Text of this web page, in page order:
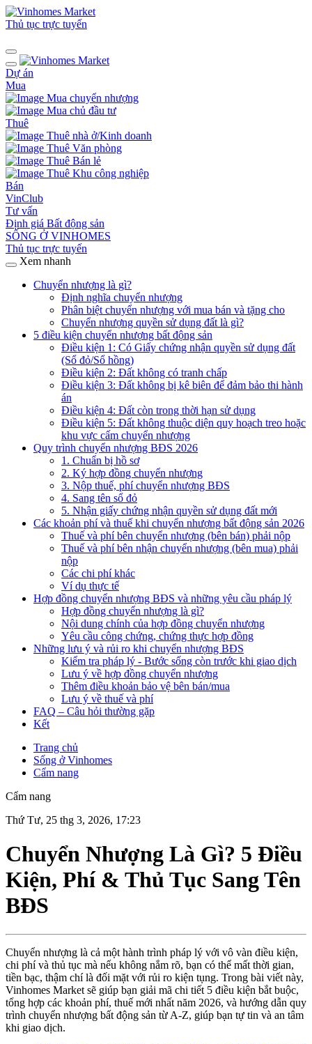
Thủ tục trực tuyến
Dự án
Mua
Mua chuyển nhượng
Mua chủ đầu tư
Thuê
Thuê nhà ở/Kinh doanh
Thuê Văn phòng
Thuê Bán lẻ
Thuê Khu công nghiệp
Bán
VinClub
Tư vấn
Định giá Bất động sản
SỐNG Ở VINHOMES
Thủ tục trực tuyến
Xem nhanh
Chuyển nhượng là gì?
Định nghĩa chuyển nhượng
Phân biệt chuyển nhượng với mua bán và tặng cho
Chuyển nhượng quyền sử dụng đất là gì?
5 điều kiện chuyển nhượng bất động sản
Điều kiện 1: Có Giấy chứng nhận quyền sử dụng đất
(Sổ đỏ/Sổ hồng)
Điều kiện 2: Đất không có tranh chấp
Điều kiện 3: Đất không bị kê biên để đảm bảo thi hành
án
Điều kiện 4: Đất còn trong thời hạn sử dụng
Điều kiện 5: Đất không thuộc diện quy hoạch treo hoặc
khu vực cấm chuyển nhượng
Quy trình chuyển nhượng BĐS 2026
1. Chuẩn bị hồ sơ
2. Ký hợp đồng chuyển nhượng
3. Nộp thuế, phí chuyển nhượng BĐS
4. Sang tên sổ đỏ
5. Nhận giấy chứng nhận quyền sử dụng đất mới
Các khoản phí và thuế khi chuyển nhượng bất động sản 2026
Thuế và phí bên chuyển nhượng (bên bán) phải nộp
Thuế và phí bên nhận chuyển nhượng (bên mua) phải
nộp
Các chi phí khác
Ví dụ thực tế
Hợp đồng chuyển nhượng BĐS và những yêu cầu pháp lý
Hợp đồng chuyển nhượng là gì?
Nội dung chính của hợp đồng chuyển nhượng
Yêu cầu công chứng, chứng thực hợp đồng
Những lưu ý và rủi ro khi chuyển nhượng BĐS
Kiểm tra pháp lý - Bước sống còn trước khi giao dịch
Lưu ý về hợp đồng chuyển nhượng
Thêm điều khoản bảo vệ bên bán/mua
Lưu ý về thuế và phí
FAQ – Câu hỏi thường gặp
Kết
Trang chủ
Sống ở Vinhomes
Cẩm nang
Cẩm nang
Thứ Tư, 25 thg 3, 2026, 17:23
Chuyển Nhượng Là Gì? 5 Điều
Kiện, Phí & Thủ Tục Sang Tên
BĐS
Chuyển nhượng là cả một hành trình pháp lý với vô vàn điều kiện,
chi phí và thủ tục mà nếu không nắm rõ, bạn có thể mất thời gian,
tiền bạc, thậm chí là đối mặt với rủi ro kiện tụng. Trong bài viết này,
Vinhomes Market sẽ giúp bạn giải mã chi tiết 5 điều kiện bắt buộc,
tổng hợp các khoản phí, thuế mới nhất năm 2026, và hướng dẫn quy
trình chuyển nhượng bất động sản từ A-Z, giúp bạn tự tin và an tâm
khi giao dịch.